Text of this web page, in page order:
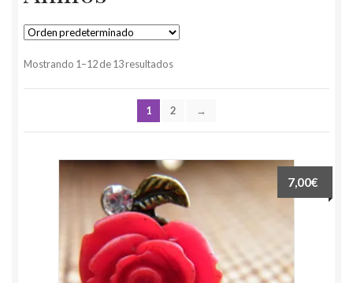
Mostrando 1–12 de 13 resultados
1 2 →
7,00€